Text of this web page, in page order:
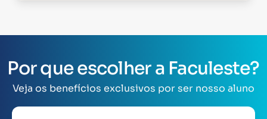
Por que escolher a Faculeste?
Veja os benefícios exclusivos por ser nosso aluno